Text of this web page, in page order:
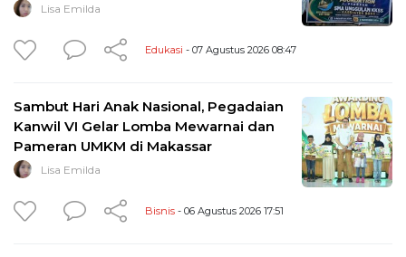
Lisa Emilda
Edukasi - 07 Agustus 2026 08:47
Sambut Hari Anak Nasional, Pegadaian
Kanwil VI Gelar Lomba Mewarnai dan
Pameran UMKM di Makassar
Lisa Emilda
Bisnis - 06 Agustus 2026 17:51